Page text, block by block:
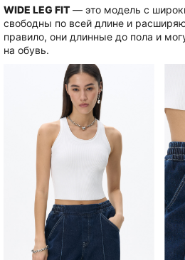
WIDE LEG FIT — это модель с
свободны по всей длине и
правило, они длинные до пола и
на обувь.